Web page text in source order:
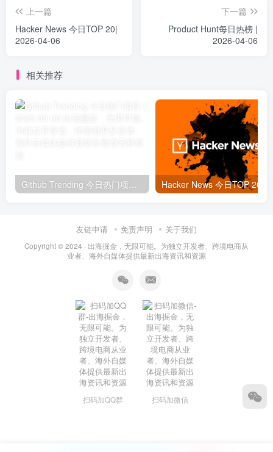
上一篇
Hacker News 今日TOP 20|
2026-04-06
下一篇
Product Hunt每日热榜 |
2026-04-06
相关推荐
友链申请 免责声明 关于我们
Copyright © 2024 · 出海掘金，无限可能。为独立开发者、跨境电商从
业者、海外自媒体提供最新出海资讯和资源
扫码加QQ群 扫码加微信